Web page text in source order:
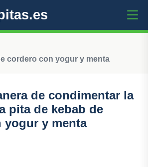
cordero con yogur y menta
de condimentar la
pita de kebab de
yogur y menta